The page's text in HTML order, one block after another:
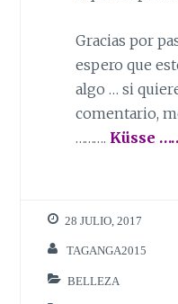
Gracias por
espero que
algo … si
comentario,
………. Küsse
28 JULIO, 2017
TAGANGA2015
BELLEZA